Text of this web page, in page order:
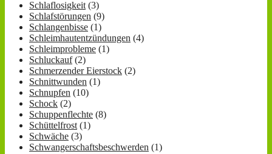
Schlaflosigkeit (3)
Schlafstörungen (9)
Schlangenbisse (1)
Schleimhautentzündungen (4)
Schleimprobleme (1)
Schluckauf(2)
Schmerzender Eierstock (2)
Schnittwunden (1)
Schnupfen (10)
Schock (2)
Schuppenflechte (8)
Schüttelfrost (1)
Schwäche (3)
Schwangerschaftsbeschwerden (1)